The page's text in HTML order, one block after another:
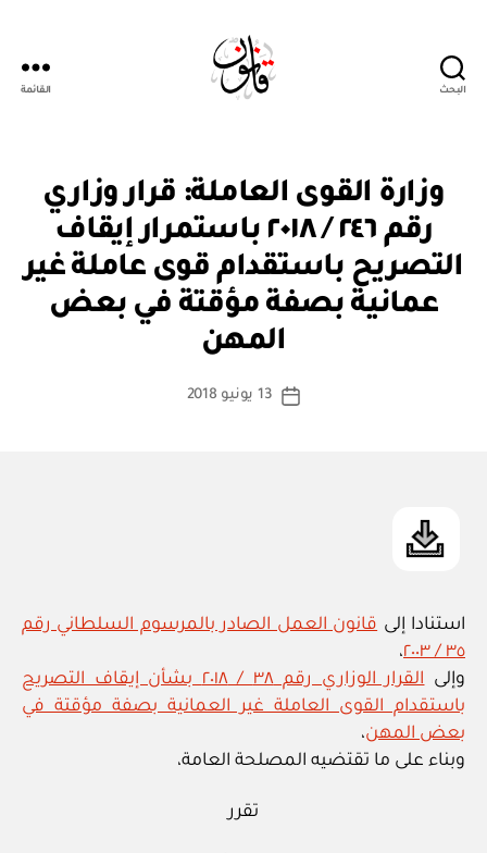
البحث القائمة
التصنيفات
وزارة القوى العاملة: قرار وزاري
رقم ٢٤٦ / ٢٠١٨ باستمرار إيقاف
التصريح باستقدام قوى عاملة غير
عمانية بصفة مؤقتة في بعض
المهن
كاتب
بو
س
ة
تاريخ
13 يونيو 2018
استنادا إلى قانون العمل الصادر بالمرسوم السلطاني رقم
٣٥ / ٢٠٠٣
،
وإلى
القرار الوزاري رقم ٣٨ / ٢٠١٨ بشأن إيقاف التصريح
باستقدام القوى العاملة غير العمانية بصفة مؤقتة في
بعض المهن،
وبناء على ما تقتضيه المصلحة العامة،
تقرر